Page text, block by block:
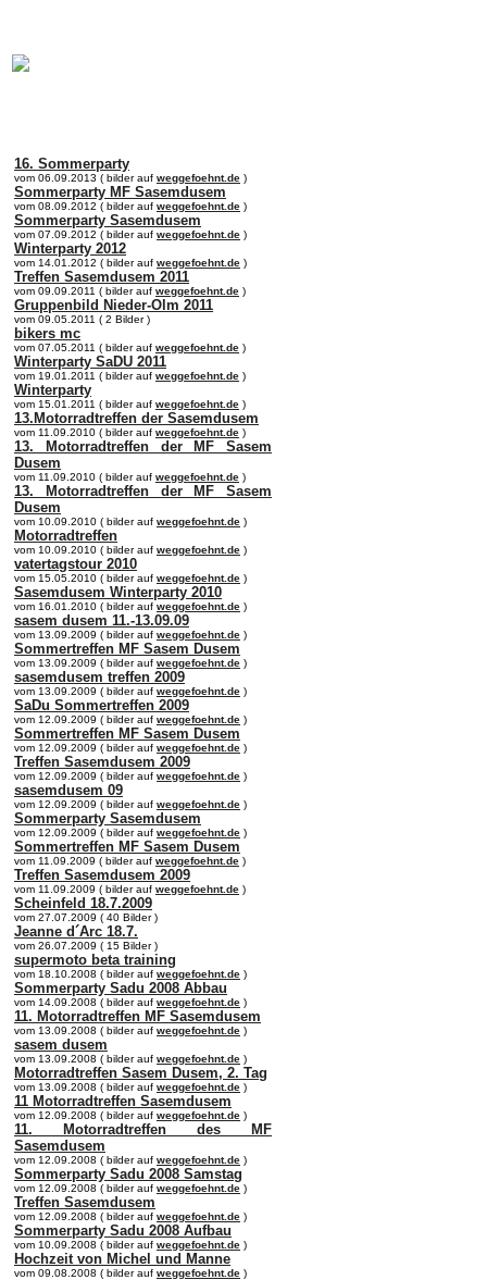
16. Sommerparty
vom 06.09.2013 ( bilder auf weggefoehnt.de )
Sommerparty MF Sasemdusem
vom 08.09.2012 ( bilder auf weggefoehnt.de )
Sommerparty Sasemdusem
vom 07.09.2012 ( bilder auf weggefoehnt.de )
Winterparty 2012
vom 14.01.2012 ( bilder auf weggefoehnt.de )
Treffen Sasemdusem 2011
vom 09.09.2011 ( bilder auf weggefoehnt.de )
Gruppenbild Nieder-Olm 2011
vom 09.05.2011 ( 2 Bilder )
bikers mc
vom 07.05.2011 ( bilder auf weggefoehnt.de )
Winterparty SaDU 2011
vom 19.01.2011 ( bilder auf weggefoehnt.de )
Winterparty
vom 15.01.2011 ( bilder auf weggefoehnt.de )
13.Motorradtreffen der Sasemdusem
vom 11.09.2010 ( bilder auf weggefoehnt.de )
13. Motorradtreffen der MF Sasem
Dusem
vom 11.09.2010 ( bilder auf weggefoehnt.de )
13. Motorradtreffen der MF Sasem
Dusem
vom 10.09.2010 ( bilder auf weggefoehnt.de )
Motorradtreffen
vom 10.09.2010 ( bilder auf weggefoehnt.de )
vatertagstour 2010
vom 15.05.2010 ( bilder auf weggefoehnt.de )
Sasemdusem Winterparty 2010
vom 16.01.2010 ( bilder auf weggefoehnt.de )
sasem dusem 11.-13.09.09
vom 13.09.2009 ( bilder auf weggefoehnt.de )
Sommertreffen MF Sasem Dusem
vom 13.09.2009 ( bilder auf weggefoehnt.de )
sasemdusem treffen 2009
vom 13.09.2009 ( bilder auf weggefoehnt.de )
SaDu Sommertreffen 2009
vom 12.09.2009 ( bilder auf weggefoehnt.de )
Sommertreffen MF Sasem Dusem
vom 12.09.2009 ( bilder auf weggefoehnt.de )
Treffen Sasemdusem 2009
vom 12.09.2009 ( bilder auf weggefoehnt.de )
sasemdusem 09
vom 12.09.2009 ( bilder auf weggefoehnt.de )
Sommerparty Sasemdusem
vom 12.09.2009 ( bilder auf weggefoehnt.de )
Sommertreffen MF Sasem Dusem
vom 11.09.2009 ( bilder auf weggefoehnt.de )
Treffen Sasemdusem 2009
vom 11.09.2009 ( bilder auf weggefoehnt.de )
Scheinfeld 18.7.2009
vom 27.07.2009 ( 40 Bilder )
Jeanne d´Arc 18.7.
vom 26.07.2009 ( 15 Bilder )
supermoto beta training
vom 18.10.2008 ( bilder auf weggefoehnt.de )
Sommerparty Sadu 2008 Abbau
vom 14.09.2008 ( bilder auf weggefoehnt.de )
11. Motorradtreffen MF Sasemdusem
vom 13.09.2008 ( bilder auf weggefoehnt.de )
sasem dusem
vom 13.09.2008 ( bilder auf weggefoehnt.de )
Motorradtreffen Sasem Dusem, 2. Tag
vom 13.09.2008 ( bilder auf weggefoehnt.de )
11 Motorradtreffen Sasemdusem
vom 12.09.2008 ( bilder auf weggefoehnt.de )
11. Motorradtreffen des MF
Sasemdusem
vom 12.09.2008 ( bilder auf weggefoehnt.de )
Sommerparty Sadu 2008 Samstag
vom 12.09.2008 ( bilder auf weggefoehnt.de )
Treffen Sasemdusem
vom 12.09.2008 ( bilder auf weggefoehnt.de )
Sommerparty Sadu 2008 Aufbau
vom 10.09.2008 ( bilder auf weggefoehnt.de )
Hochzeit von Michel und Manne
vom 09.08.2008 ( bilder auf weggefoehnt.de )